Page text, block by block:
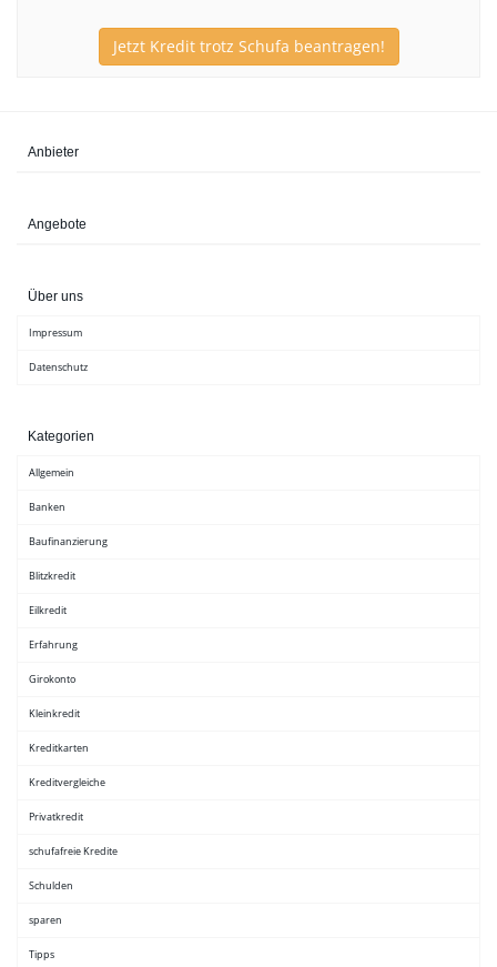
Jetzt Kredit trotz Schufa beantragen!
Anbieter
Angebote
Über uns
Impressum
Datenschutz
Kategorien
Allgemein
Banken
Baufinanzierung
Blitzkredit
Eilkredit
Erfahrung
Girokonto
Kleinkredit
Kreditkarten
Kreditvergleiche
Privatkredit
schufafreie Kredite
Schulden
sparen
Tipps